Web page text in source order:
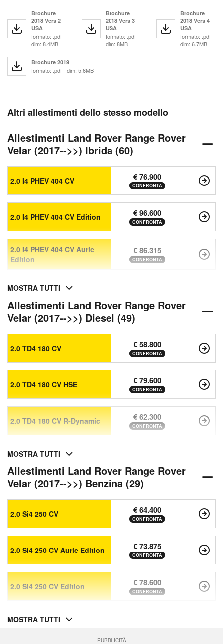
Brochure
2018 Vers 2
USA
formato: .pdf -
dim: 8.4MB
Brochure
2018 Vers 3
USA
formato: .pdf -
dim: 8MB
Brochure
2018 Vers 4
USA
formato: .pdf -
dim: 6.7MB
Brochure 2019
formato: .pdf - dim: 5.6MB
Altri allestimenti dello stesso modello
Allestimenti Land Rover Range Rover
Velar (2017-->>) Ibrida (60)
2.0 I4 PHEV 404 CV € 76.900
CONFRONTA
2.0 I4 PHEV 404 CV Edition € 96.600
CONFRONTA
2.0 I4 PHEV 404 CV Auric
Edition
€ 86.315
CONFRONTA
MOSTRA TUTTI
Allestimenti Land Rover Range Rover
Velar (2017-->>) Diesel (49)
2.0 TD4 180 CV € 58.800
CONFRONTA
2.0 TD4 180 CV HSE € 79.600
CONFRONTA
2.0 TD4 180 CV R-Dynamic € 62.300
CONFRONTA
MOSTRA TUTTI
Allestimenti Land Rover Range Rover
Velar (2017-->>) Benzina (29)
2.0 Si4 250 CV € 64.400
CONFRONTA
2.0 Si4 250 CV Auric Edition € 73.875
CONFRONTA
2.0 Si4 250 CV Edition € 78.600
CONFRONTA
MOSTRA TUTTI
PUBBLICITÀ